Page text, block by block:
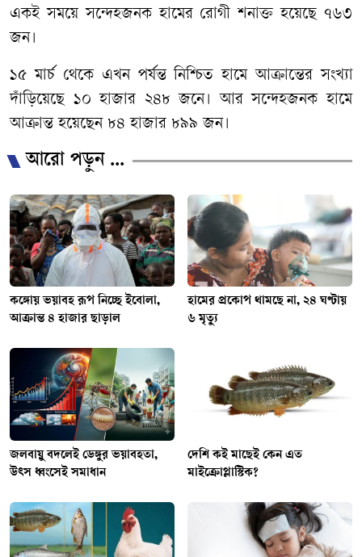
একই সময়ে সন্দেহজনক হামের রোগী শনাক্ত হয়েছে ৭৬৩
জন।
১৫ মার্চ থেকে এখন পর্যন্ত নিশ্চিত হামে আক্রান্তের সংখ্যা
দাঁড়িয়েছে ১০ হাজার ২৪৮ জনে। আর সন্দেহজনক হামে
আক্রান্ত হয়েছেন ৮৪ হাজার ৮৯৯ জন।
আরো পড়ুন ...
কঙ্গোয় ভয়াবহ রূপ নিচ্ছে ইবোলা,
আক্রান্ত ৪ হাজার ছাড়াল
হামের প্রকোপ থামছে না, ২৪ ঘণ্টায়
৬ মৃত্যু
জলবায়ু বদলেই ডেঙ্গুর ভয়াবহতা,
উৎস ধ্বংসেই সমাধান
দেশি কই মাছেই কেন এত
মাইক্রোপ্লাস্টিক?